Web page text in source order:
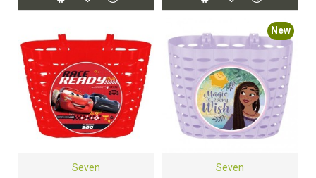
Seven
New
Seven